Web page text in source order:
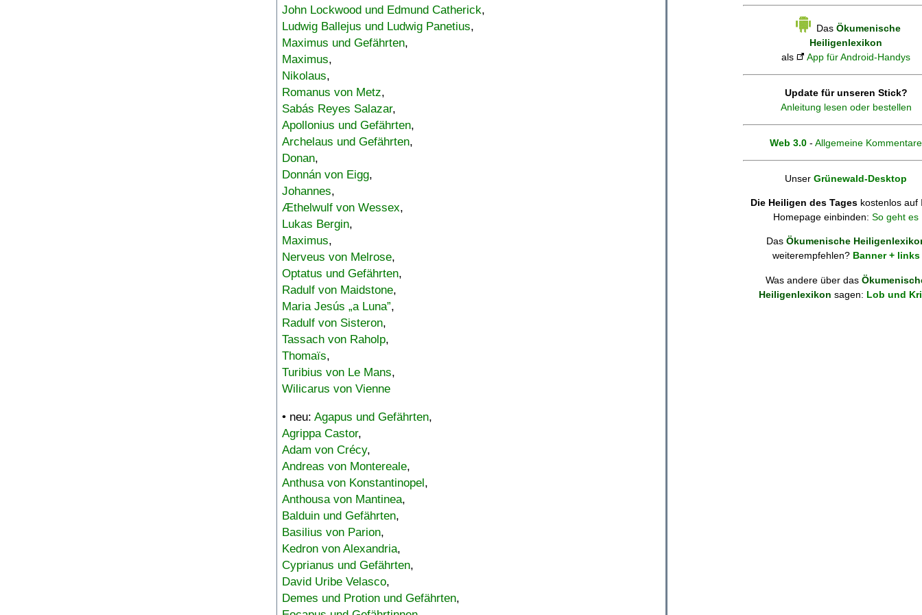
John Lockwood und Edmund Catherick,
Ludwig Ballejus und Ludwig Panetius,
Maximus und Gefährten,
Maximus,
Nikolaus,
Romanus von Metz,
Sabás Reyes Salazar,
Apollonius und Gefährten,
Archelaus und Gefährten,
Donan,
Donnán von Eigg,
Johannes,
Æthelwulf von Wessex,
Lukas Bergin,
Maximus,
Nerveus von Melrose,
Optatus und Gefährten,
Radulf von Maidstone,
Maria Jesús „a Luna”,
Radulf von Sisteron,
Tassach von Raholp,
Thomaïs,
Turibius von Le Mans,
Wilicarus von Vienne
• neu: Agapus und Gefährten,
Agrippa Castor,
Adam von Crécy,
Andreas von Montereale,
Anthusa von Konstantinopel,
Anthousa von Mantinea,
Balduin und Gefährten,
Basilius von Parion,
Kedron von Alexandria,
Cyprianus und Gefährten,
David Uribe Velasco,
Demes und Protion und Gefährten,
Das Ökumenische
Heiligenlexikon
als
App für Android-Handys
Update für unseren Stick?
Anleitung lesen oder bestellen
Web 3.0 - Allgemeine Kommentare
Unser Grünewald-Desktop
Die Heiligen des Tages kostenlos auf
Homepage einbinden: So geht es
Das Ökumenische
weiterempfehlen? Banner + links
Was andere über das
Heiligenlexikon sagen: Lob und